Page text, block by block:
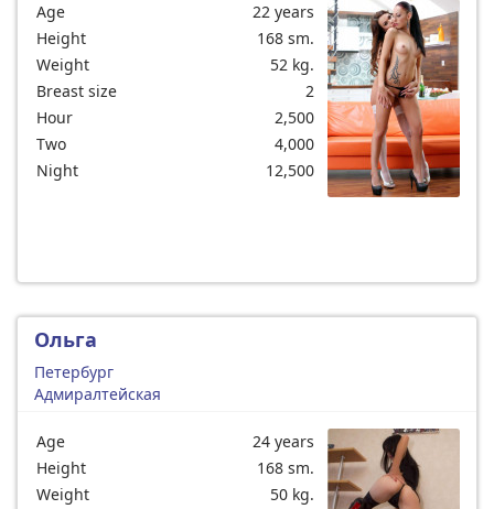
Age
22 years
Height
168 sm.
Weight
52 kg.
Breast size
2
Hour
2,500
Two
4,000
Night
12,500
Ольга
Петербург
Адмиралтейская
Age
24 years
Height
168 sm.
Weight
50 kg.